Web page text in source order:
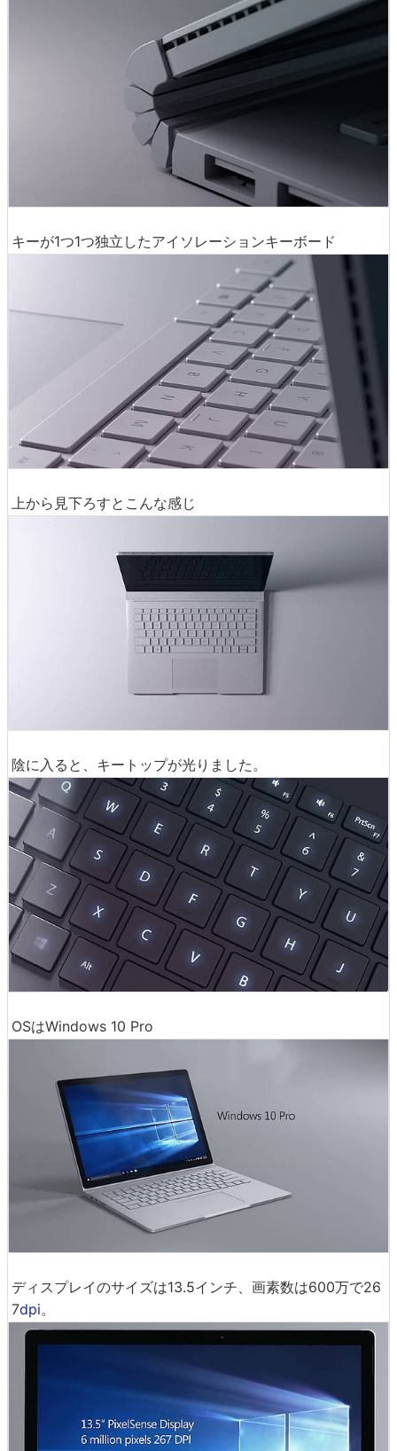
キーが1つ1つ独立したアイソレーションキーボード
上から見下ろすとこんな感じ
陰に入ると、キートップが光りました。
OSはWindows 10 Pro
ディスプレイのサイズは13.5インチ、画素数は600万で26
7dpi。